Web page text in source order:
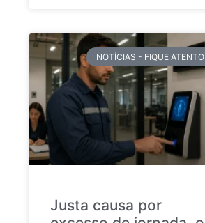
NOTÍCIAS - FIQUE ATENTO
Justa causa por